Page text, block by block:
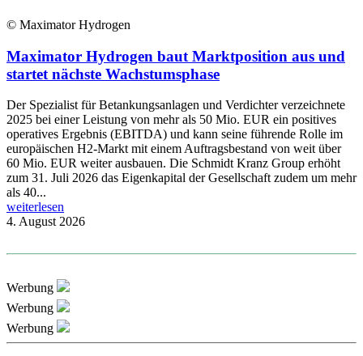
© Maximator Hydrogen
Maximator Hydrogen baut Marktposition aus und
startet nächste Wachstumsphase
Der Spezialist für Betankungsanlagen und Verdichter verzeichnete
2025 bei einer Leistung von mehr als 50 Mio. EUR ein positives
operatives Ergebnis (EBITDA) und kann seine führende Rolle im
europäischen H2-Markt mit einem Auftragsbestand von weit über
60 Mio. EUR weiter ausbauen. Die Schmidt Kranz Group erhöht
zum 31. Juli 2026 das Eigenkapital der Gesellschaft zudem um mehr
als 40...
weiterlesen
4. August 2026
Werbung
Werbung
Werbung